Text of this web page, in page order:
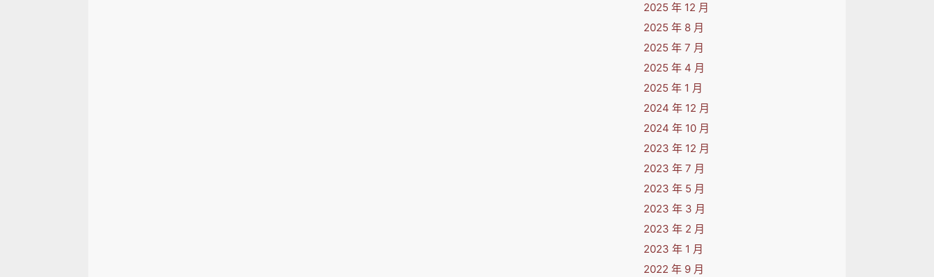
2025 年 12 月
2025 年 8 月
2025 年 7 月
2025 年 4 月
2025 年 1 月
2024 年 12 月
2024 年 10 月
2023 年 12 月
2023 年 7 月
2023 年 5 月
2023 年 3 月
2023 年 2 月
2023 年 1 月
2022 年 9 月